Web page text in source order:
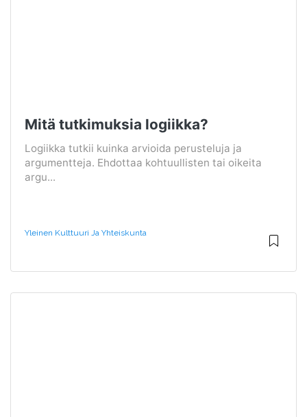
Mitä tutkimuksia logiikka?
Logiikka tutkii kuinka arvioida perusteluja ja
argumentteja. Ehdottaa kohtuullisten tai oikeita
argu...
Yleinen Kulttuuri Ja Yhteiskunta